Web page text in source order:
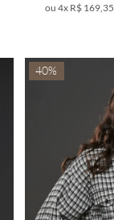
4x R$ 169,35
40%